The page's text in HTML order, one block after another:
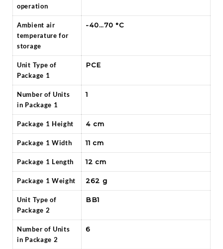
operation
Ambient air
temperature for
storage
-40…70 °C
Unit Type of
Package 1
PCE
Number of Units
in Package 1
1
Package 1 Height 4 cm
Package 1 Width 11 cm
Package 1 Length 12 cm
Package 1 Weight 262 g
Unit Type of
Package 2
BB1
Number of Units
in Package 2
6